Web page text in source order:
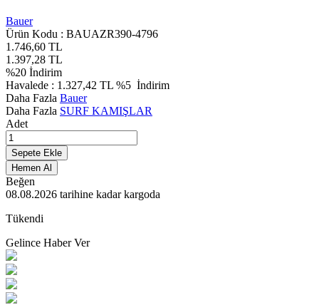
Bauer
Ürün Kodu : BAUAZR390-4796
1.746,60 TL
1.397,28 TL
%20 İndirim
Havalede : 1.327,42 TL %5 İndirim
Daha Fazla Bauer
Daha Fazla SURF KAMIŞLAR
Adet
Sepete Ekle
Hemen Al
Beğen
08.08.2026 tarihine kadar kargoda
Tükendi
Gelince Haber Ver